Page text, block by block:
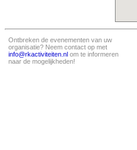
Ontbreken de evenementen van uw
organisatie? Neem contact op met
info@rkactiviteiten.nl om te informeren
naar de mogelijkheden!